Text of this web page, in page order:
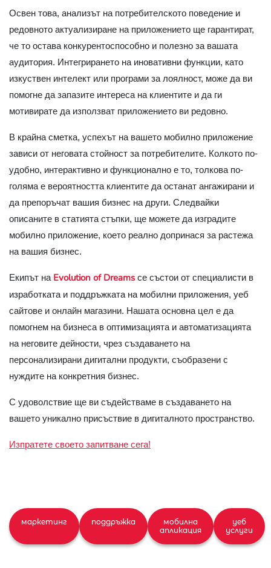
Освен това, анализът на потребителското поведение и
редовното актуализиране на приложението ще гарантират,
че то остава конкурентоспособно и полезно за вашата
аудитория. Интегрирането на иновативни функции, като
изкуствен интелект или програми за лоялност, може да ви
помогне да запазите интереса на клиентите и да ги
мотивирате да използват приложението ви редовно.
В крайна сметка, успехът на вашето мобилно приложение
зависи от неговата стойност за потребителите. Колкото по-
удобно, интерактивно и функционално е то, толкова по-
голяма е вероятността клиентите да останат ангажирани и
да препоръчат вашия бизнес на други. Следвайки
описаните в статията стъпки, ще можете да изградите
мобилно приложение, което реално допринася за растежа
на вашия бизнес.
Екипът на Evolution of Dreams се състои от специалисти в
изработката и поддръжката на мобилни приложения, уеб
сайтове и онлайн магазини. Нашата основна цел е да
помогнем на бизнеса в оптимизацията и автоматизацията
на неговите дейности, чрез създаването на
персонализирани дигитални продукти, съобразени с
нуждите на конкретния бизнес.
С удоволствие ще ви съдействаме в създаването на
вашето уникално присъствие в дигиталното пространство.
Изпратете своето запитване сега!
маркетинг поддръжка
мобилна
апликация
уеб
услуги